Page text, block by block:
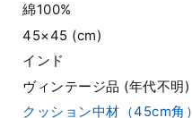
綿100%
45×45 (cm)
インド
ヴィンテージ品 (年代不明)
クッション中材（45cm角）